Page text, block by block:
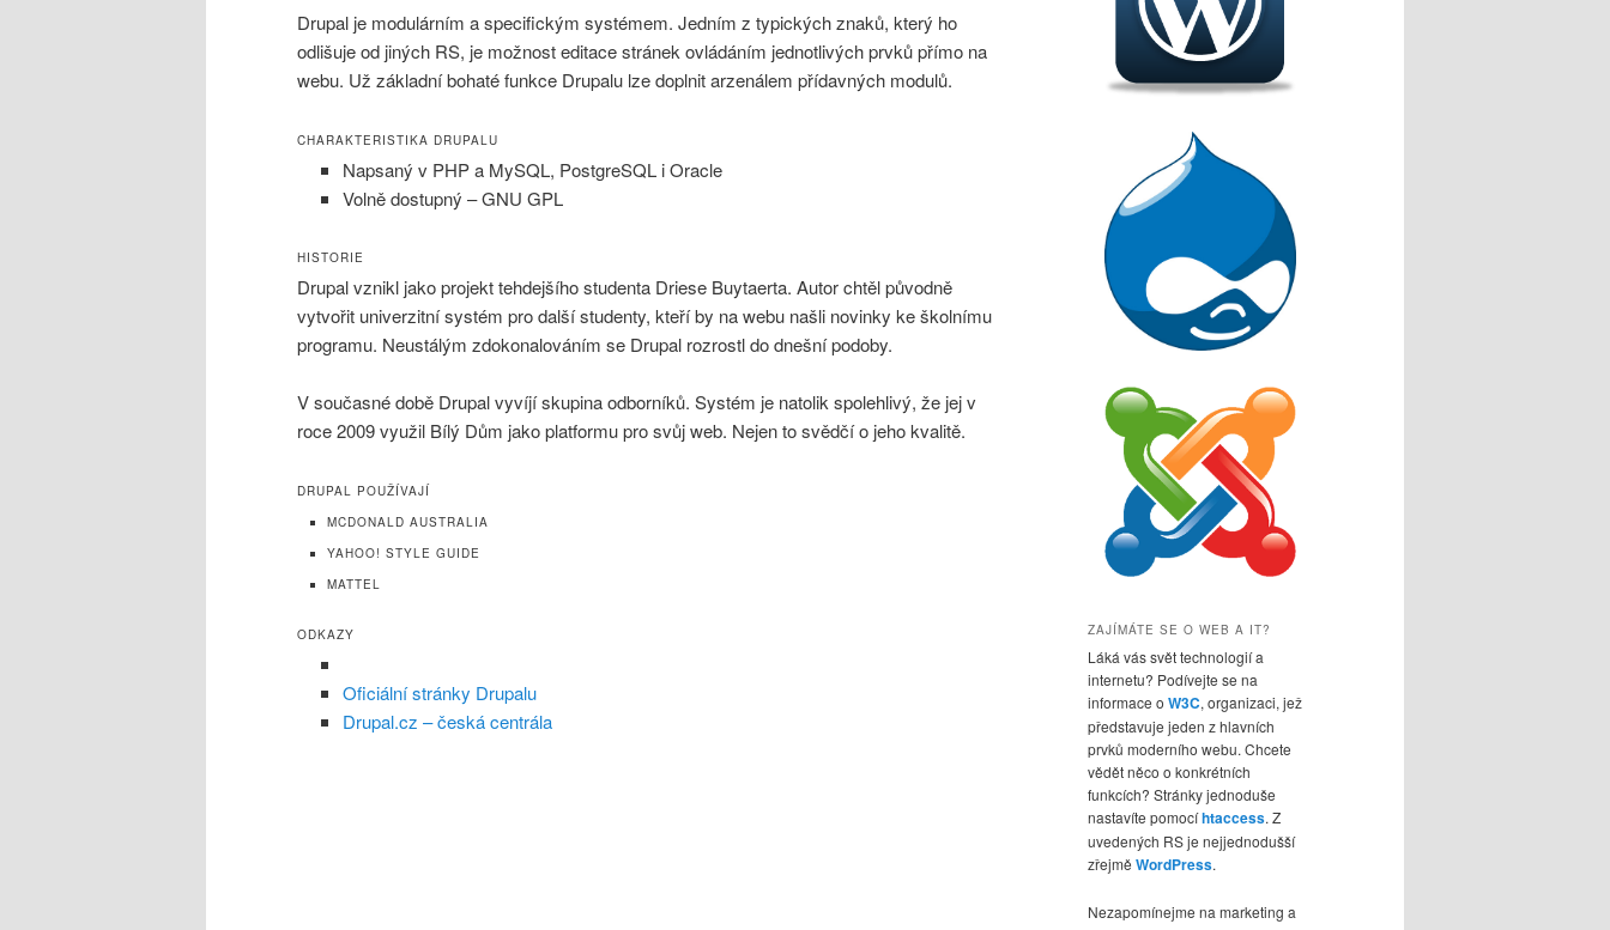
Drupal je modulárním a specifickým systémem. Jedním z typických znaků, který ho
odlišuje od jiných RS, je možnost editace stránek ovládáním jednotlivých prvků přímo na
webu. Už základní bohaté funkce Drupalu lze doplnit arzenálem přídavných modulů.
CHARAKTERISTIKA DRUPALU
Napsaný v PHP a MySQL, PostgreSQL i Oracle
Volně dostupný – GNU GPL
HISTORIE
Drupal vznikl jako projekt tehdejšího studenta Driese Buytaerta. Autor chtěl původně
vytvořit univerzitní systém pro další studenty, kteří by na webu našli novinky ke školnímu
programu. Neustálým zdokonalováním se Drupal rozrostl do dnešní podoby.
V současné době Drupal vyvíjí skupina odborníků. Systém je natolik spolehlivý, že jej v
roce 2009 využil Bílý Dům jako platformu pro svůj web. Nejen to svědčí o jeho kvalitě.
DRUPAL POUŽÍVAJÍ
MCDONALD AUSTRALIA
YAHOO! STYLE GUIDE
MATTEL
ODKAZY
Oficiální stránky Drupalu
Drupal.cz – česká centrála
ZAJÍMÁTE SE O WEB A IT?
Láká vás svět technologií a
internetu? Podívejte se na
informace o W3C, organizaci, jež
představuje jeden z hlavních
prvků moderního webu. Chcete
vědět něco o konkrétních
funkcích? Stránky jednoduše
nastavíte pomocíhtaccess. Z
uvedených RS je nejjednodušší
zřejmě WordPress.
Nezapomínejme na marketing a